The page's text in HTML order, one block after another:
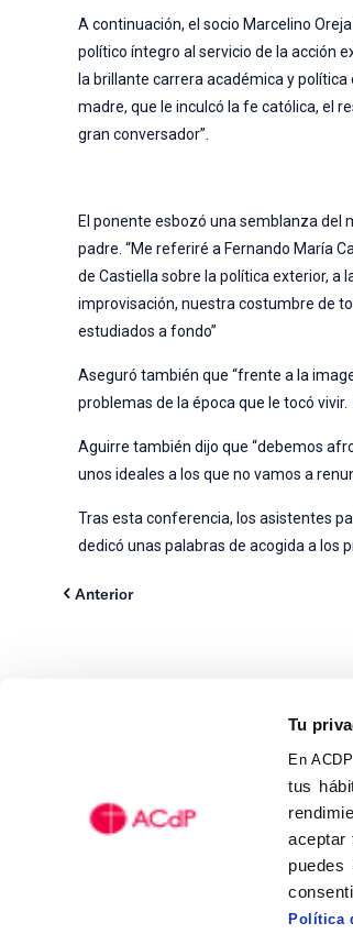
Tu
En ACDP
tus
aceptar
Política
A continuación, el socio Marcelino
político íntegro al servicio de la acción
la brillante carrera académica y
madre, que le inculcó la fe católica, el
gran conversador”.
El ponente esbozó una semblanza del
padre. “Me referiré a Fernando María
de Castiella sobre la política exterior, a
improvisación, nuestra costumbre de
estudiados a fondo”
Aseguró también que “frente a la
problemas de la época que le tocó
Aguirre también dijo que “debemos
unos ideales a los que no vamos a
Tras esta conferencia, los asistentes
dedicó unas palabras de acogida a los
Anterior
Calle
Tel (+34)
Fax: (+34)